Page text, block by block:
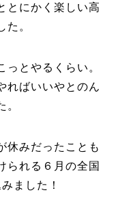
とにかく楽しい高
た。
っとやるくらい。
ればいいやとのん
。
休みだったことも
られる６月の全国
ました！